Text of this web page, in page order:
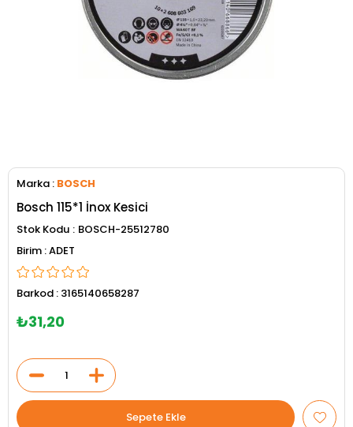
Marka : BOSCH
Bosch 115*1 İnox Kesici
Stok Kodu
BOSCH-25512780
ADET
Barkod : 3165140658287
₺31,20